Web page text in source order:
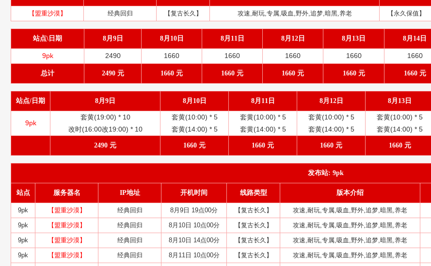
【盟重沙漠】 经典回归 【复古长久】 攻速,耐玩,专属,吸血,野外,追梦,暗黑,养老 【永久保值】
站点\日期 8月9日 8月10日 8月11日 8月12日 8月13日 8月14日
9pk 2490 1660 1660 1660 1660 1660
总计 2490 元 1660 元 1660 元 1660 元 1660 元 1660 元
站点/日期 8月9日 8月10日 8月11日 8月12日 8月13日
9pk
套黄(19:00) * 10
改时(16:00改19:00) * 10
套黄(10:00) * 5
套黄(14:00) * 5
套黄(10:00) * 5
套黄(14:00) * 5
套黄(10:00) * 5
套黄(14:00) * 5
套黄(10:00) * 5
套黄(14:00) * 5
2490 元 1660 元 1660 元 1660 元 1660 元
发布站: 9pk
站点 服务器名 IP地址 开机时间 线路类型 版本介绍
9pk 【盟重沙漠】 经典回归 8月9日 19点00分 【复古长久】 攻速,耐玩,专属,吸血,野外,追梦,暗黑,养老
9pk 【盟重沙漠】 经典回归 8月10日 10点00分 【复古长久】 攻速,耐玩,专属,吸血,野外,追梦,暗黑,养老
9pk 【盟重沙漠】 经典回归 8月10日 14点00分 【复古长久】 攻速,耐玩,专属,吸血,野外,追梦,暗黑,养老
9pk 【盟重沙漠】 经典回归 8月11日 10点00分 【复古长久】 攻速,耐玩,专属,吸血,野外,追梦,暗黑,养老